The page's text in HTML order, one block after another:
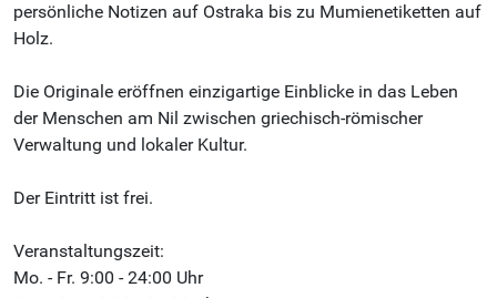
persönliche Notizen auf Ostraka bis zu Mumienetiketten auf
Holz.
Die Originale eröffnen einzigartige Einblicke in das Leben
der Menschen am Nil zwischen griechisch-römischer
Verwaltung und lokaler Kultur.
Der Eintritt ist frei.
Veranstaltungszeit:
Mo. - Fr. 9:00 - 24:00 Uhr